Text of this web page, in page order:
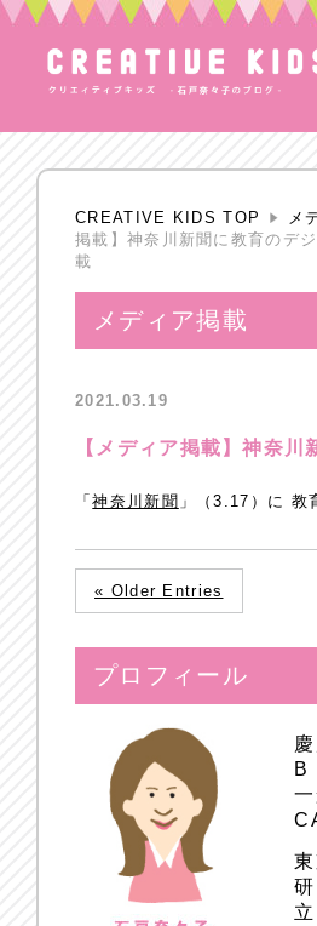
CREATIVE KIDS TOP メ
掲載】神奈川新聞に教育のデ
載
メディア掲載
2021.03.19
【メディア掲載】神奈
「神奈川新聞 」（3.17）に 教
« Older Entries
プロフィール
B